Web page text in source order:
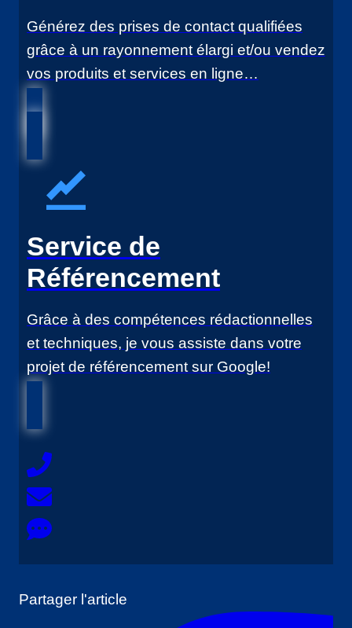
Générez des prises de contact qualifiées
grâce à un rayonnement élargi et/ou vendez
vos produits et services en ligne…
Service de
Référencement
Grâce à des compétences rédactionnelles
et techniques, je vous assiste dans votre
projet de référencement sur Google!
Partager l'article